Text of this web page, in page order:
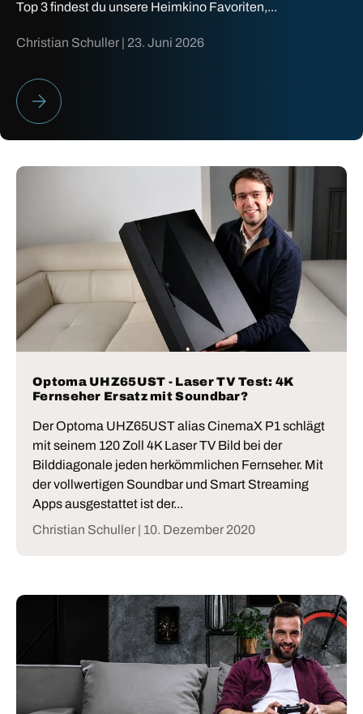
Top 3 findest du unsere Heimkino Favoriten,...
Christian Schuller | 23. Juni 2026
HEIMKINO BESTENLISTE 2026
Optoma UHZ65UST - Laser TV Test: 4K
Fernseher Ersatz mit Soundbar?
Der Optoma UHZ65UST alias CinemaX P1 schlägt
mit seinem 120 Zoll 4K Laser TV Bild bei der
Bilddiagonale jeden herkömmlichen Fernseher. Mit
der vollwertigen Soundbar und Smart Streaming
Apps ausgestattet ist der...
Christian Schuller | 10. Dezember 2020